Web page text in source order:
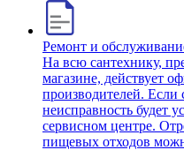
Ремонт и
На всю сантехнику,
магазине, действует
производителей. Если
неисправность будет
сервисном центре.
пищевых отходов